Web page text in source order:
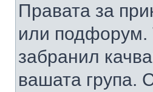
Правата за
или
забранил
вашата група.